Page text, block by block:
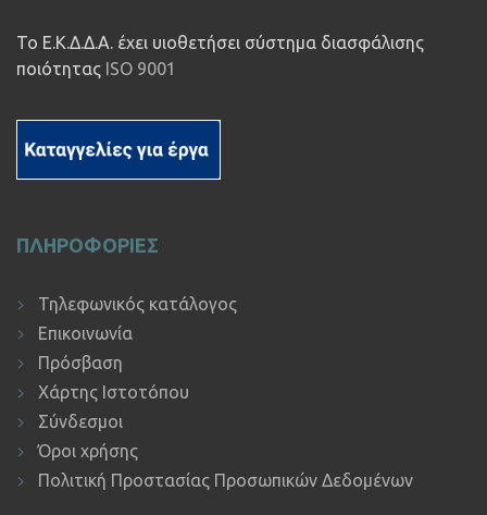
Το Ε.Κ.Δ.Δ.Α. έχει υιοθετήσει σύστημα διασφάλισης
ποιότητας ISO 9001
ΠΛΗΡΟΦΟΡΙΕΣ
Τηλεφωνικός κατάλογος
Επικοινωνία
Πρόσβαση
Χάρτης Ιστοτόπου
Σύνδεσμοι
Όροι χρήσης
Πολιτική Προστασίας Προσωπικών Δεδομένων